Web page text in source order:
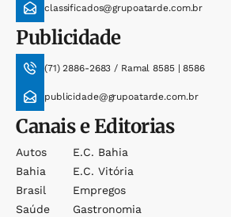
classificados@grupoatarde.com.br
Publicidade
(71) 2886-2683 / Ramal 8585 | 8586
publicidade@grupoatarde.com.br
Canais e Editorias
Autos
Bahia
Brasil
Saúde
E.c. Bahia
E.c. Vitória
Empregos
Gastronomia